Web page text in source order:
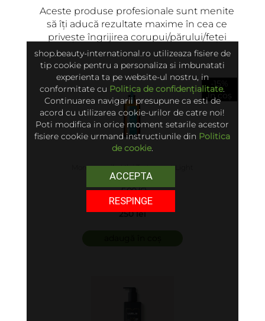
Aceste produse profesionale sunt menite
să îți aducă rezultate maxime în cea ce
privește îngrijirea corupui/părului/feței
-15%
în coș
Moroccanoil - Ulei Tratament Light
5.00 (6)
250 lei
shop.beauty-international.ro utilizeaza fisiere de
tip cookie pentru a personaliza si imbunatati
experienta ta pe website-ul nostru, in
conformitate cu Politica de confidențialitate.
Continuarea navigarii presupune ca esti de
acord cu utilizarea cookie-urilor de catre noi!
Poti modifica in orice moment setarile acestor
fisiere cookie urmand instructiunile din Politica
de cookie.
ACCEPTA
RESPINGE